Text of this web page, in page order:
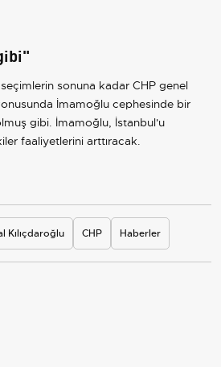
sonuna kadar CHP genel
İmamoğlu cephesinde bir
gibi. İmamoğlu, İstanbul'u
faaliyetlerini arttıracak.
Kılıçdaroğlu CHP Haberler